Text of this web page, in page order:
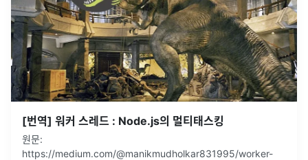
[번역] 워커 스레드 : Node.js의 멀티태스킹
원문:
https://medium.com/@manikmudholkar831995/worker-